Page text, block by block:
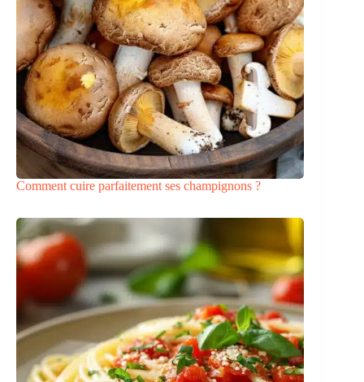
Comment cuire parfaitement ses champignons ?